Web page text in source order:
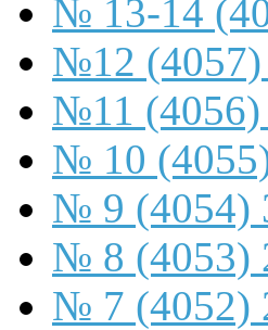
№ 13-14
№12 (4057)
№11 (4056)
№ 10
№ 9 (4054)
№ 8 (4053)
№ 7 (4052)